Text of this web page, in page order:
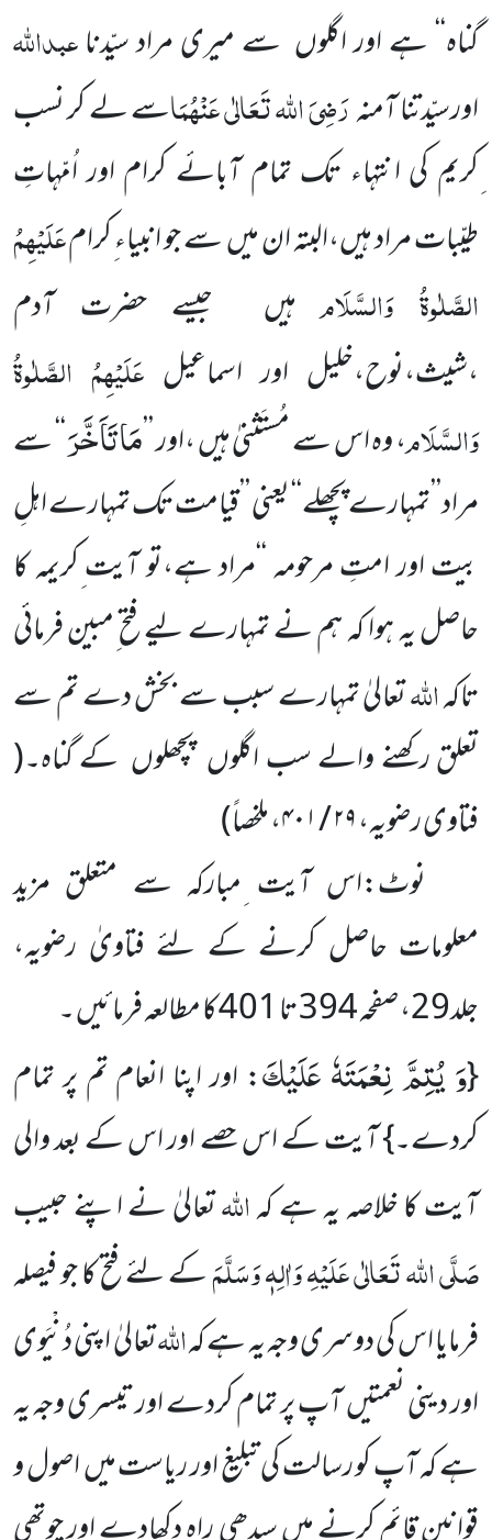
گناہ‘‘ ہے اور اگلوں سے میری مراد سیّدناعبداللہ
اورسیّدتنا آمنہرَضِیَ اللہ تَعَالٰی عَنْہُمَاسے لے کر نسب
ِکریم کی انتہاء تک تمام آبائے کرام اور اُمّہاتِ
طیّبات مراد ہیں،البتہ ان میں سے جو انبیاء ِکرامعَلَیْہِمُ
الصَّلٰوۃُ وَالسَّلَام ہیں جیسے حضرت آدم
،شیث،نوح،خلیل اور اسماعیل عَلَیْہِمُ الصَّلٰوۃُ
وَالسَّلَام، وہ اس سے مُستَثنیٰ ہیں ،اور ’’مَا تَاَخَّرَ‘‘ سے
مراد’’تمہارے پچھلے‘‘ یعنی ’’قیامت تک تمہارے اہلِ
بیت اور امتِ مرحومہ ‘‘مراد ہے،تو آیت ِکریمہ کا
حاصل یہ ہوا کہ ہم نے تمہارے لیے فتح ِمبین فرمائی
تاکہاللہتعالیٰ تمہارے سبب سے بخش دے تم سے
تعلق رکھنے والے سب اگلوں پچھلوں کے گناہ۔(
فتاوی رضویہ،۲۹ / ۴۰۱، ملخصاً
)
نوٹ:اس آیت ِمبارکہ سے متعلق مزید
معلومات حاصل کرنے کے لئے فتاویٰ رضویہ،
جلد29، صفحہ 394 تا 401 کا مطالعہ فرمائیں ۔
{وَ یُتِمَّ نِعْمَتَهٗ عَلَیْكَ: اور اپنا انعام تم پر تمام
کردے۔} آیت کے اس حصے اور اس کے بعد والی
آیت کا خلاصہ یہ ہے کہاللہتعالیٰ نے اپنے حبیب
صَلَّی اللہ تَعَالٰی عَلَیْہِ وَاٰلِہٖ وَسَلَّمَکے لئے فتح کا جو فیصلہ
فرمایا اس کی دوسری وجہ یہ ہے کہاللہتعالیٰ اپنی دُنْیَوی
اور دینی نعمتیں آپ پر تمام کردے اور تیسری وجہ یہ
ہے کہ آپ کو رسالت کی تبلیغ اور ریاست میں اصول و